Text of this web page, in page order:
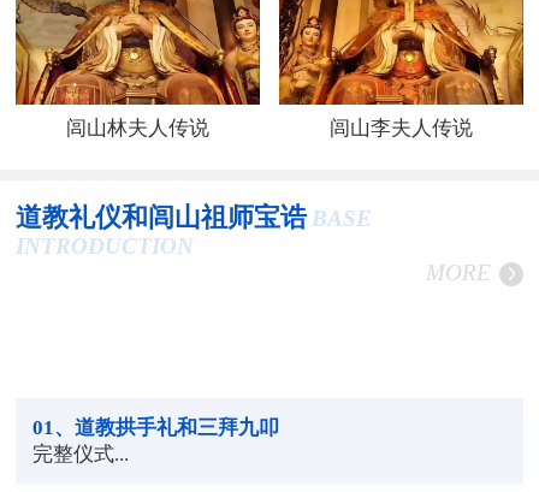
闾山林夫人传说 闾山李夫人传说
道教礼仪和闾山祖师宝诰 BASE
INTRODUCTION
MORE
01 、道教拱手礼和三拜九叩
完整仪式...